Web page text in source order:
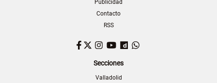
Publicidad
Contacto
RSS
Facebook
TwitterInstagram
YouTubeDailymotion
Secciones
Valladolid